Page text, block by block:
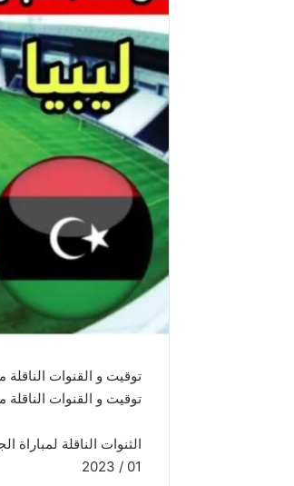
توقيت و القنوات الناقلة
توقيت و القنوات الناقلة
01 / 2023